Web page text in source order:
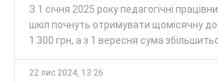
З 1 січня 2025 року педагогічні
шкіл почнуть отримувати щомісячну
1 300 грн, а з 1 вересня сума
22 лис 2024, 13:26